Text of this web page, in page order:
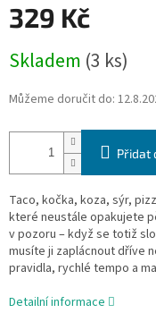
329 Kč
cena:
Skladem (3 ks)
Můžeme doručit do:
Přidat
Taco, kočka, koza, sýr,
které neustále opakujete
v pozoru – když se totiž
musíte ji zaplácnout dříve
pravidla, rychlé tempo a
Detailní informace